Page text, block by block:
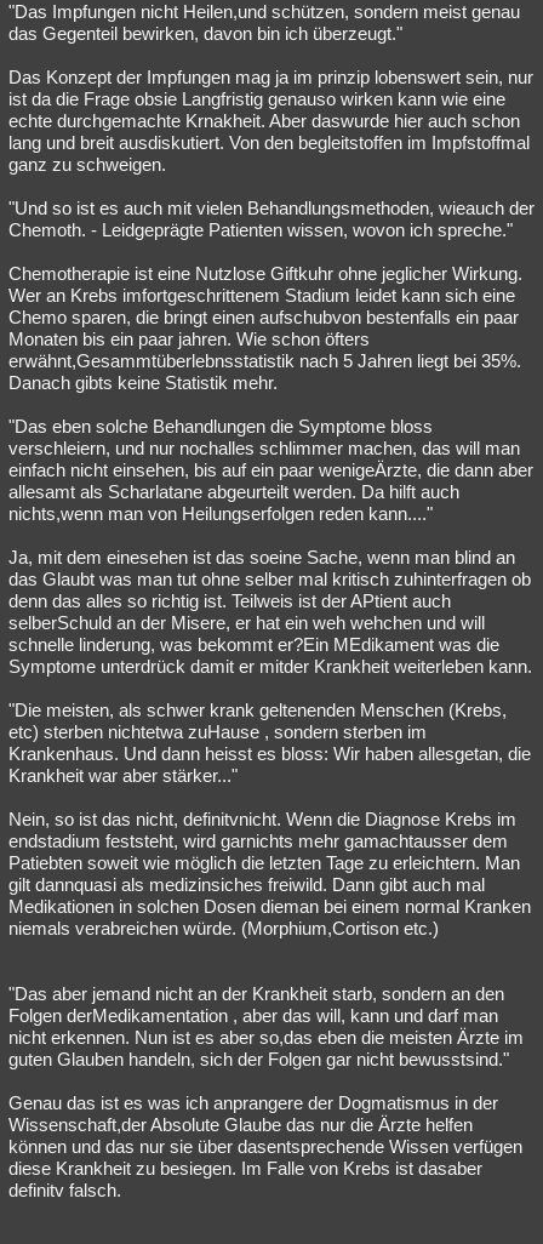
"Das Impfungen nicht Heilen,und schützen, sondern meist genau
das Gegenteil bewirken, davon bin ich überzeugt."
Das Konzept der Impfungen mag ja im prinzip lobenswert sein, nur
ist da die Frage obsie Langfristig genauso wirken kann wie eine
echte durchgemachte Krnakheit. Aber daswurde hier auch schon
lang und breit ausdiskutiert. Von den begleitstoffen im Impfstoffmal
ganz zu schweigen.
"Und so ist es auch mit vielen Behandlungsmethoden, wieauch der
Chemoth. - Leidgeprägte Patienten wissen, wovon ich spreche."
Chemotherapie ist eine Nutzlose Giftkuhr ohne jeglicher Wirkung.
Wer an Krebs imfortgeschrittenem Stadium leidet kann sich eine
Chemo sparen, die bringt einen aufschubvon bestenfalls ein paar
Monaten bis ein paar jahren. Wie schon öfters
erwähnt,Gesammtüberlebnsstatistik nach 5 Jahren liegt bei 35%.
Danach gibts keine Statistik mehr.
"Das eben solche Behandlungen die Symptome bloss
verschleiern, und nur nochalles schlimmer machen, das will man
einfach nicht einsehen, bis auf ein paar wenigeÄrzte, die dann aber
allesamt als Scharlatane abgeurteilt werden. Da hilft auch
nichts,wenn man von Heilungserfolgen reden kann...."
Ja, mit dem einesehen ist das soeine Sache, wenn man blind an
das Glaubt was man tut ohne selber mal kritisch zuhinterfragen ob
denn das alles so richtig ist. Teilweis ist der APtient auch
selberSchuld an der Misere, er hat ein weh wehchen und will
schnelle linderung, was bekommt er?Ein MEdikament was die
Symptome unterdrück damit er mitder Krankheit weiterleben kann.
"Die meisten, als schwer krank geltenenden Menschen (Krebs,
etc) sterben nichtetwa zuHause , sondern sterben im
Krankenhaus. Und dann heisst es bloss: Wir haben allesgetan, die
Krankheit war aber stärker..."
Nein, so ist das nicht, definitvnicht. Wenn die Diagnose Krebs im
endstadium feststeht, wird garnichts mehr gamachtausser dem
Patiebten soweit wie möglich die letzten Tage zu erleichtern. Man
gilt dannquasi als medizinsiches freiwild. Dann gibt auch mal
Medikationen in solchen Dosen dieman bei einem normal Kranken
niemals verabreichen würde. (Morphium,Cortison etc.)
"Das aber jemand nicht an der Krankheit starb, sondern an den
Folgen derMedikamentation , aber das will, kann und darf man
nicht erkennen. Nun ist es aber so,das eben die meisten Ärzte im
guten Glauben handeln, sich der Folgen gar nicht bewusstsind."
Genau das ist es was ich anprangere der Dogmatismus in der
Wissenschaft,der Absolute Glaube das nur die Ärzte helfen
können und das nur sie über dasentsprechende Wissen verfügen
diese Krankheit zu besiegen. Im Falle von Krebs ist dasaber
definitv falsch.